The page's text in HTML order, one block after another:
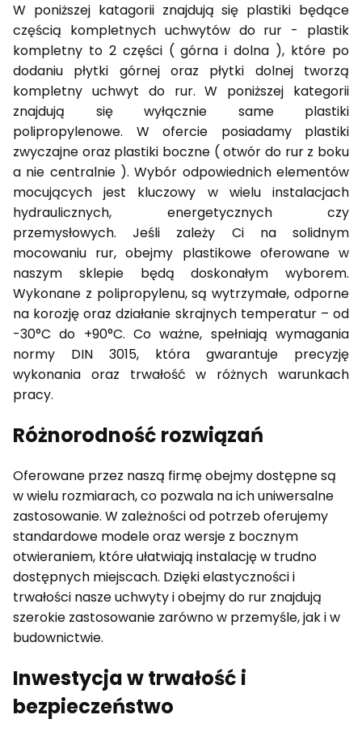
W poniższej katagorii znajdują się plastiki będące
częścią kompletnych uchwytów do rur - plastik
kompletny to 2 części ( górna i dolna ), które po
dodaniu płytki górnej oraz płytki dolnej tworzą
kompletny uchwyt do rur. W poniższej kategorii
znajdują się wyłącznie same plastiki
polipropylenowe. W ofercie posiadamy plastiki
zwyczajne oraz plastiki boczne ( otwór do rur z boku
a nie centralnie ). Wybór odpowiednich elementów
mocujących jest kluczowy w wielu instalacjach
hydraulicznych, energetycznych czy
przemysłowych. Jeśli zależy Ci na solidnym
mocowaniu rur, obejmy plastikowe oferowane w
naszym sklepie będą doskonałym wyborem.
Wykonane z polipropylenu, są wytrzymałe, odporne
na korozję oraz działanie skrajnych temperatur – od
-30°C do +90°C. Co ważne, spełniają wymagania
normy DIN 3015, która gwarantuje precyzję
wykonania oraz trwałość w różnych warunkach
pracy.
Różnorodność rozwiązań
Oferowane przez naszą firmę obejmy dostępne są
w wielu rozmiarach, co pozwala na ich uniwersalne
zastosowanie. W zależności od potrzeb oferujemy
standardowe modele oraz wersje z bocznym
otwieraniem, które ułatwiają instalację w trudno
dostępnych miejscach. Dzięki elastyczności i
trwałości nasze uchwyty i obejmy do rur znajdują
szerokie zastosowanie zarówno w przemyśle, jak i w
budownictwie.
Inwestycja w trwałość i
bezpieczeństwo